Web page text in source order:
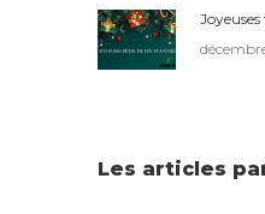
Joyeuses
Les articles